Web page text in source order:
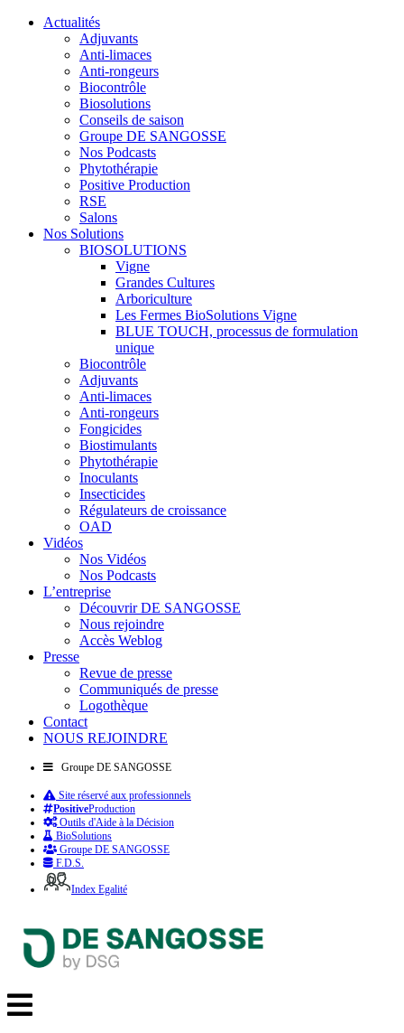
Actualités
Adjuvants
Anti-limaces
Anti-rongeurs
Biocontrôle
Biosolutions
Conseils de saison
Groupe DE SANGOSSE
Nos Podcasts
Phytothérapie
Positive Production
RSE
Salons
Nos Solutions
BIOSOLUTIONS
Vigne
Grandes Cultures
Arboriculture
Les Fermes BioSolutions Vigne
BLUE TOUCH, processus de formulation
unique
Biocontrôle
Adjuvants
Anti-limaces
Anti-rongeurs
Fongicides
Biostimulants
Phytothérapie
Inoculants
Insecticides
Régulateurs de croissance
OAD
Vidéos
Nos Vidéos
Nos Podcasts
L’entreprise
Découvrir DE SANGOSSE
Nous rejoindre
Accès Weblog
Presse
Revue de presse
Communiqués de presse
Logothèque
Contact
NOUS REJOINDRE
Groupe DE SANGOSSE
Site réservé aux professionnels
PositiveProduction
Outils d'Aide à la Décision
BioSolutions
Groupe DE SANGOSSE
F.D.S.
Index Egalité